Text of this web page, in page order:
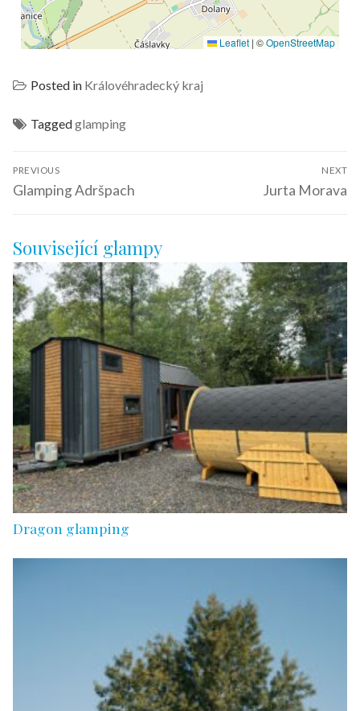
Leaflet | ©OpenStreetMap
Posted in Královéhradecký kraj
Taggedglamping
PREVIOUS
Glamping Adršpach
NEXT
Jurta Morava
Související glampy
Dragon glamping